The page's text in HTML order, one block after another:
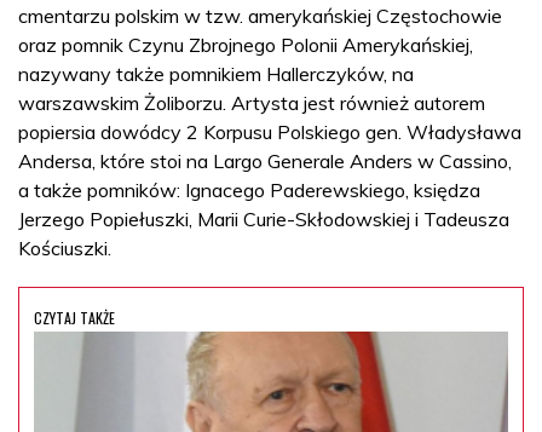
cmentarzu polskim w tzw. amerykańskiej Częstochowie
oraz pomnik Czynu Zbrojnego Polonii Amerykańskiej,
nazywany także pomnikiem Hallerczyków, na
warszawskim Żoliborzu. Artysta jest również autorem
popiersia dowódcy 2 Korpusu Polskiego gen. Władysława
Andersa, które stoi na Largo Generale Anders w Cassino,
a także pomników: Ignacego Paderewskiego, księdza
Jerzego Popiełuszki, Marii Curie-Skłodowskiej i Tadeusza
Kościuszki.
CZYTAJ TAKŻE